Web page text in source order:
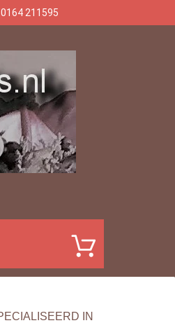
211595
IN